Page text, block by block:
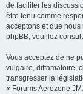
de faciliter les
être tenu comme
acceptons et que nous
phpBB, veuillez
Vous acceptez de ne
vulgaire, diffamatoire,
transgresser la
« Forums Aerozone